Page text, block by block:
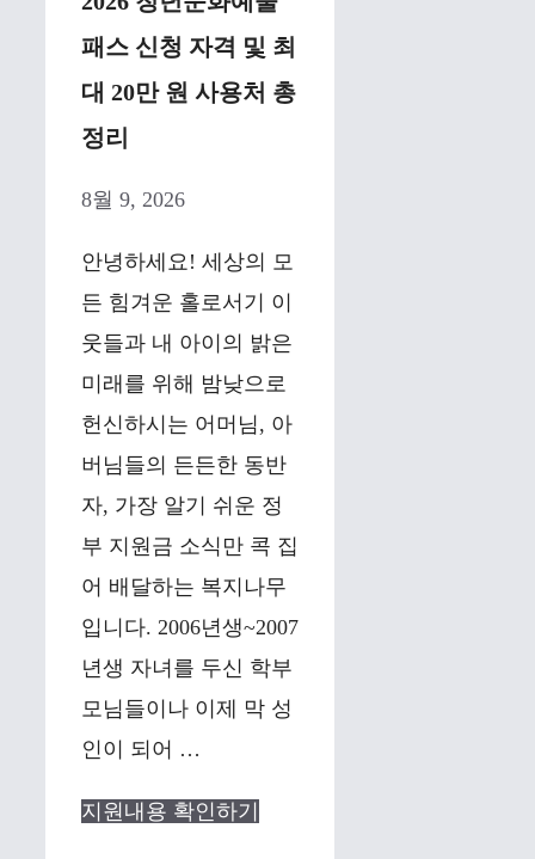
패스 신청 자격 및 최
대 20만 원 사용처 총
정리
8월 9, 2026
안녕하세요! 세상의 모
든 힘겨운 홀로서기 이
웃들과 내 아이의 밝은
미래를 위해 밤낮으로
헌신하시는 어머님, 아
버님들의 든든한 동반
자, 가장 알기 쉬운 정
부 지원금 소식만 콕 집
어 배달하는 복지나무
입니다. 2006년생~2007
년생 자녀를 두신 학부
모님들이나 이제 막 성
인이 되어 …
지원내용 확인하기